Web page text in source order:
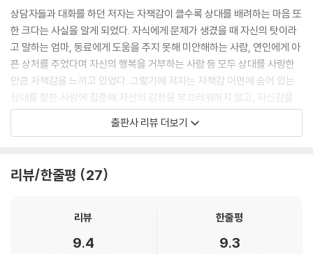
당신이 어떤 실수를 하고 말았을 때나 자책감으로 인해 자신을 탓하게 될
경우에 ‘잠깐 기다려 봐!’라고 하면서 생각을 잠시 멈춘 뒤 ‘만약 친구나 후
배가 이런 행동을 했다면 뭐라고 말해줄까?’라고 스스로에게 물어봅시다.
그래서 ‘괜찮다, 아무것도 아니야’라는 대답이 나올 것 같다면 그 말을 그대
로 자신에게 해줍시다. 자신에게 친절하고, 크고 작은 실수에 관대한 사람
이 되면, 그것이 바로 자기긍정감이고 당신이 진짜 행복한 사람입니다.
--- p.134
우리는 사랑이 없으면 살아남을 수 없습니다. 우리가 지금 살아 있다는 것
는 정말 믿을 수 없을 정도로 힘든 인생을 살아온 사람들이 있었습니다. 그
누군가를 향한 자책감은 그만큼 누군가를 사랑했기 때문에 생긴 것이니,
상담자들과 대화를 하던 저자는 자책감이 클수록 상대를 배려하는 마음 또
한 크다는 사실을 알게 되었다. 자식에게 문제가 생겼을 때 자신의 탓이라
고 말하는 엄마, 동료에게 도움을 주지 못해 미안해하는 사람, 연인에게 아
픈 상처를 주었다며 자신의 행복을 거부하는 사람 등 모두 상대를 사랑한
만큼 자책감을 느끼고 있었다. 그렇기에 저자는 자책감 이면에 숨어 있는
상대를 향한 사랑에 집중해 자신의 감정을 부끄러워하지 않고, 자신감을
가질 것을 강조한다.
상담과정에서 가장 큰 효과를 얻었던 방법들이다. 주위사람들에게 감사편
스트를 만드는 등 책에서 제시한 방법들을 하나씩 따라하다 보면 마음속에
발견하게 될 것이다. 그리고 “지금 그대로 행복해도 된다”라는 저자의 따
출판사 리뷰 더보기
리뷰/한줄평 27
리뷰
9.4
한줄평
9.3